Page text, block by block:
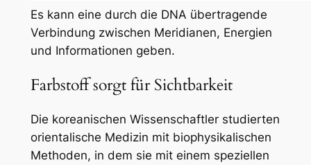
Es kann eine durch die DNA übertragende
Verbindung zwischen Meridianen, Energien
und Informationen geben.
Farbstoff sorgt für Sichtbarkeit
Die koreanischen Wissenschaftler studierten
orientalische Medizin mit biophysikalischen
Methoden, in dem sie mit einem speziellen